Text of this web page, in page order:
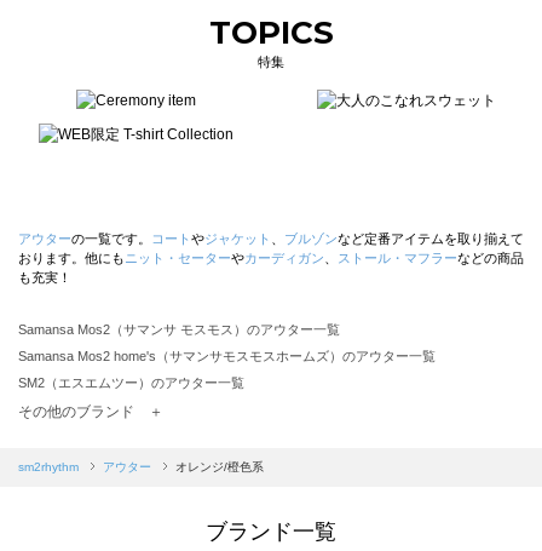
TOPICS
特集
アウターの一覧です。 コート やジャケット ブルゾンなど定番アイテムを取り揃えて
おります。他にも ニット・セーターやカーディガン ストール・マフラーなどの商品
も充実！
Samansa Mos2（サマンサ モスモス）のアウター一覧
Samansa Mos2 home's（サマンサモスモスホームズ）のアウター一覧
SM2（エスエムツー）のアウター一覧
TSUHARU by Samansa Mos2（ツハルバイサマンサモスモス）のアウター一覧
Samansa Mos2 blue（サマンサモスモス ブルー）のアウター一覧
sō4ū（ソウフォーユー）のアウター一覧
その他のブランド ＋
sm2rhythm アウター オレンジ/橙色系
ブランド一覧